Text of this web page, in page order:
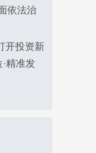
依法治
开投资新
精准发